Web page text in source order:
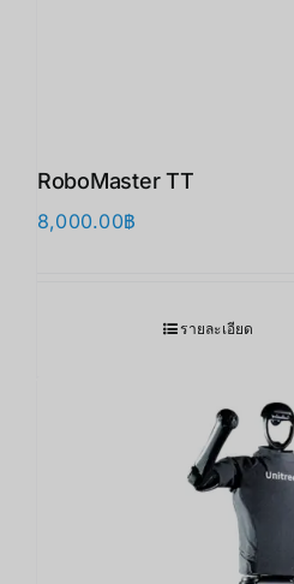
RoboMaster TT
8,000.00฿
รายละเอียด